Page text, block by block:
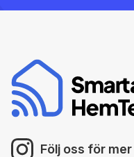
Följ oss för